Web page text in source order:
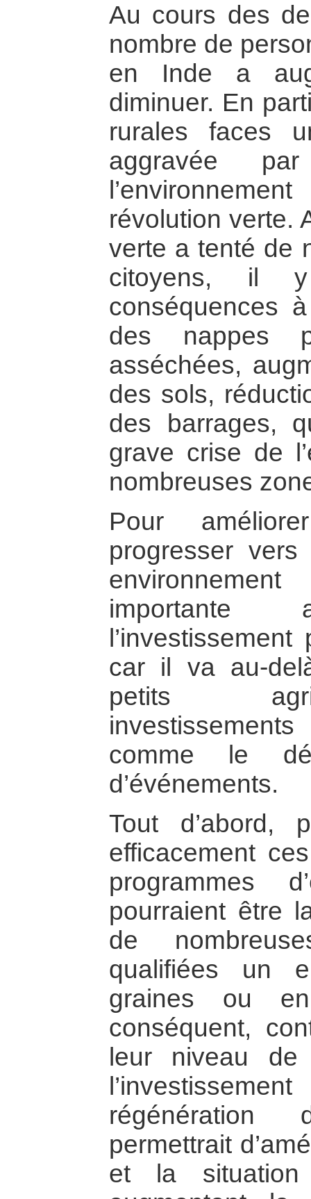
Au cours des
nombre de
en Inde a
diminuer. En
rurales faces
aggravée
révolution verte.
verte a tenté de
citoyens, il
conséquences
des nappes
asséchées,
des sols,
des barrages,
grave crise de
nombreuses
Pour
progresser vers
importante
car il va au-
petits
comme le
d’événements.
Tout d’abord,
efficacement
programmes
pourraient être
de
qualifiées un
graines ou
conséquent,
leur niveau de
régénération
permettrait
et la